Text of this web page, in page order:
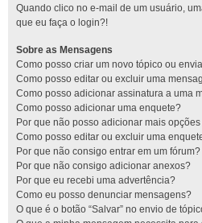
Quando clico no e-mail de um usuário,
que eu faça o login?!
Sobre as Mensagens
Como posso criar um novo tópico ou
Como posso editar ou excluir uma
Como posso adicionar assinatura a uma
Como posso adicionar uma enquete?
Por que não posso adicionar mais
Como posso editar ou excluir uma
Por que não consigo entrar em um fórum?
Por que não consigo adicionar anexos?
Por que eu recebi uma advertência?
Como eu posso denunciar mensagens?
O que é o botão “Salvar” no envio de